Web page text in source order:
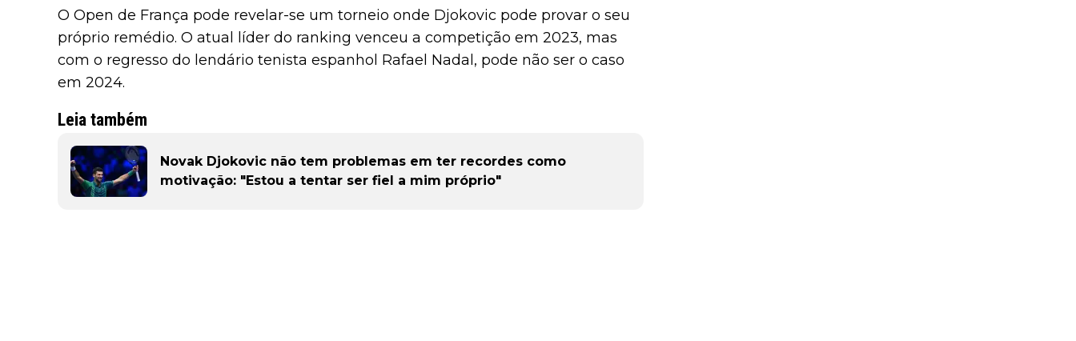
O Open de França pode revelar-se um torneio onde Djokovic pode provar o seu
próprio remédio. O atual líder do ranking venceu a competição em 2023, mas
com o regresso do lendário tenista espanhol Rafael Nadal, pode não ser o caso
em 2024.
Leia também
Novak Djokovic não tem problemas em ter recordes como
motivação: "Estou a tentar ser fiel a mim próprio"